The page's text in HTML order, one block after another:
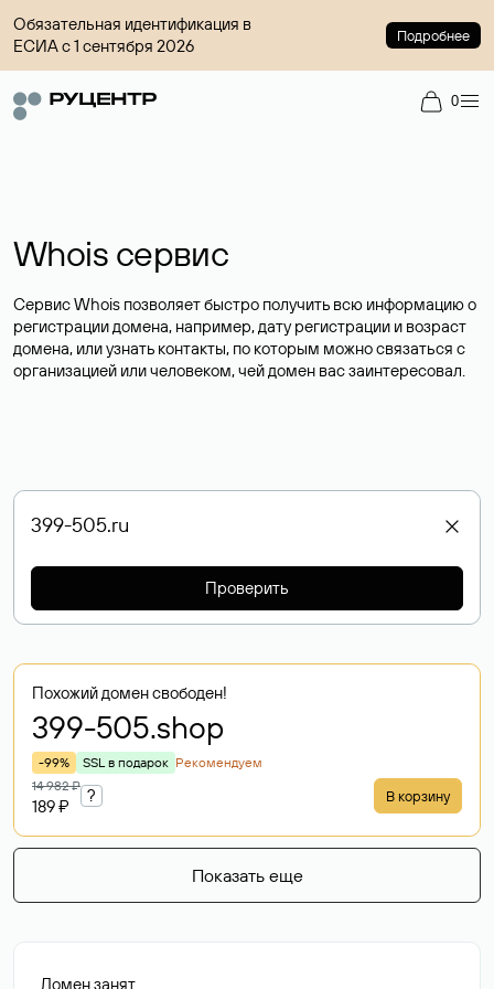
Обязательная идентификация в
ЕСИА с 1 сентября 2026
Подробнее
0
Whois сервис
Сервис Whois позволяет быстро получить всю информацию о
регистрации домена, например, дату регистрации и возраст
домена, или узнать контакты, по которым можно связаться с
организацией или человеком, чей домен вас заинтересовал.
Проверить
Похожий домен свободен!
399-505.shop
-99% SSL в подарок Рекомендуем
14 982 ₽
189 ₽
? В корзину
Показать еще
Домен занят